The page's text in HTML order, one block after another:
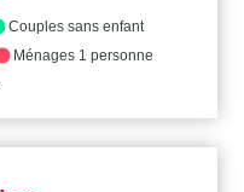
Couples sans enfant
Ménages 1 personne